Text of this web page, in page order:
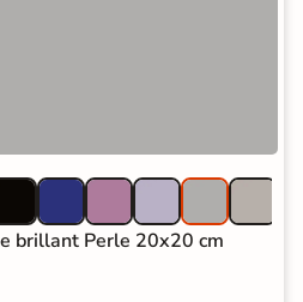
brillant Perle 20x20 cm